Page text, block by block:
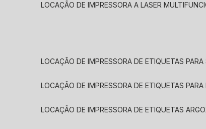
LOCAÇÃO DE IMPRESSORA A LASER
LOCAÇÃO DE IMPRESSORA DE ETIQUETAS
LOCAÇÃO DE IMPRESSORA DE ETIQUETAS
LOCAÇÃO DE IMPRESSORA DE ETIQUETAS